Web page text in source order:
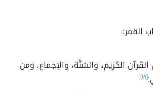
القمر:
الكريم، والسُنَّة، والإجماع، ومن
[١٨]